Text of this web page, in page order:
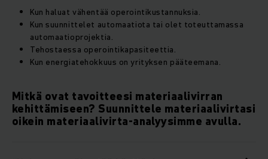
tulevaisuutta varten!
Kun haluat vähentää operointikustannuksia.
Kun suunnittelet automaatiota tai olet toteuttamassa
automaatioprojektia.
Tehostaessa operointikapasiteettia.
Kun energiatehokkuus on yrityksen pääteemana.
Mitkä ovat tavoitteesi materiaalivirran
kehittämiseen? Suunnittele materiaalivirtasi
oikein materiaalivirta-analyysimme avulla.